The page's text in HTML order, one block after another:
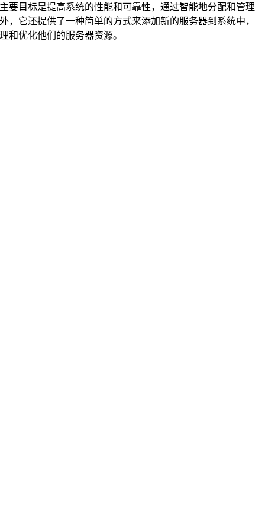
要目标是提高系统的性能和可靠性，通过智能地分配和管理
，它还提供了一种简单的方式来添加新的服务器到系统中，
和优化他们的服务器资源。